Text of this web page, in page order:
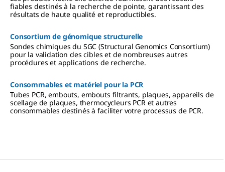
fiables destinés à la recherche de pointe, garantissant des
résultats de haute qualité et reproductibles.
Consortium de génomique structurelle
Sondes chimiques du SGC (Structural Genomics Consortium)
pour la validation des cibles et de nombreuses autres
procédures et applications de recherche.
Consommables et matériel pour la PCR
Tubes PCR, embouts, embouts filtrants, plaques, appareils de
scellage de plaques, thermocycleurs PCR et autres
consommables destinés à faciliter votre processus de PCR.